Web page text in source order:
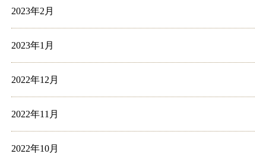
2023年2月
2023年1月
2022年12月
2022年11月
2022年10月